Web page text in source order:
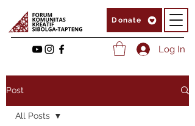
Donate
Log In
Post
All Posts